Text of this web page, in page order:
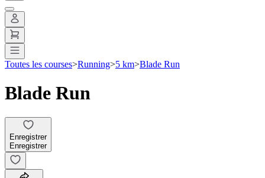
Toutes les courses>Running>5 km>Blade Run
Blade Run
Enregistrer
Enregistrer